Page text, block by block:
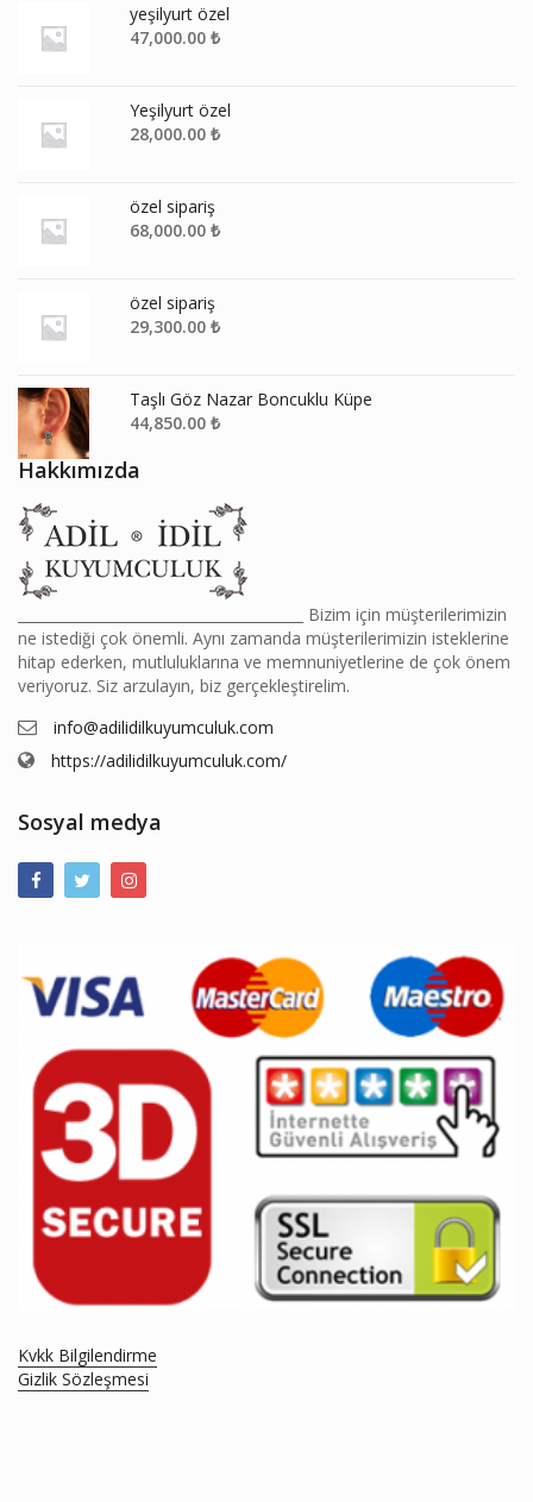
yeşilyurt özel
47,000.00 ₺
Yeşilyurt özel
28,000.00 ₺
özel sipariş
68,000.00 ₺
özel sipariş
29,300.00 ₺
Taşlı Göz Nazar Boncuklu Küpe
44,850.00 ₺
Hakkımızda
________________________________________ Bizim için müşterilerimizin
ne istediği çok önemli. Aynı zamanda müşterilerimizin isteklerine
hitap ederken, mutluluklarına ve memnuniyetlerine de çok önem
veriyoruz. Siz arzulayın, biz gerçekleştirelim.
info@adilidilkuyumculuk.com
https://adilidilkuyumculuk.com/
Sosyal medya
Kvkk Bilgilendirme
Gizlik Sözleşmesi